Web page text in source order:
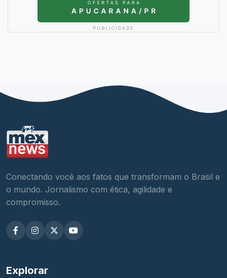
PUBLICIDADE
Conectando você aos fatos que transformam o Brasil e
o mundo. Jornalismo com ética, agilidade e
compromisso.
Explorar